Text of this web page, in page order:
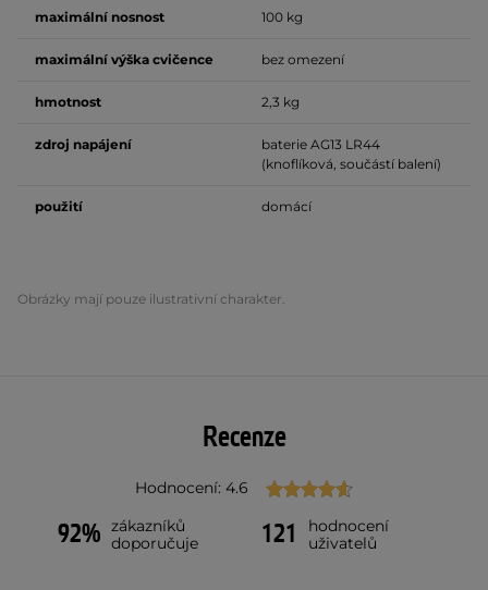
maximální nosnost 100 kg
maximální výška cvičence bez omezení
hmotnost 2,3 kg
zdroj napájení
baterie AG13 LR44
(knoflíková, součástí balení)
použití domácí
Obrázky mají pouze ilustrativní charakter.
Recenze
Hodnocení: 4.6
92% zákazníků
doporučuje
121
hodnocení
uživatelů